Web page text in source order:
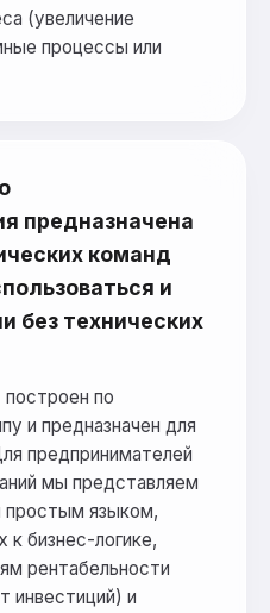
(увеличение
процессы или
предназначена
команд
и
без технических
по
и предназначен для
предпринимателей
мы представляем
языком,
к бизнес-логике,
рентабельности
инвестиций) и